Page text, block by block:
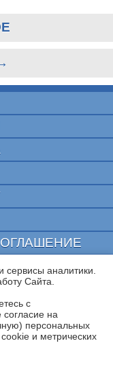
X) на платформе
CURATOR
| Свидетельство о
законодательства в сфере
наследия
автора обязательна. Полное
нарушением
только с согласия
аналитики.
Cайта.
с
согласие на
персональных
и метрических